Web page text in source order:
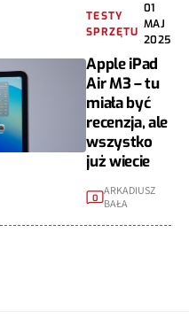
TESTY
SPRZĘTU
01
MAJ
2025
Apple iPad
Air M3 – tu
miała być
recenzja, ale
wszystko
już wiecie
0 ARKADIUSZ
BAŁA